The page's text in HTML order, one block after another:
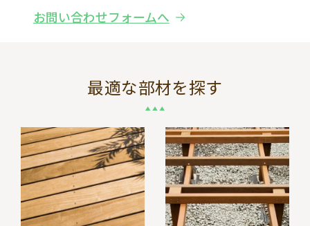
お問い合わせフォームへ
最適な部材を探す